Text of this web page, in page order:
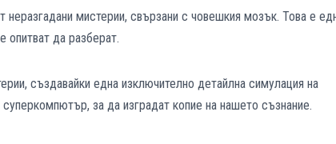
мистерии, свързани с човешкия мозък. Това е
опитват да разберат.
създавайки една изключително детайлна симулация на
за да изградат копие на нашето съзнание.